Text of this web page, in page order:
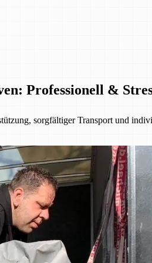
Professionell &
sorgfältiger Transport und